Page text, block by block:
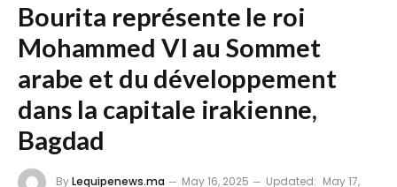
Bourita représente le roi
Mohammed VI au Sommet
arabe et du développement
dans la capitale irakienne,
Bagdad
ByLequipenews.ma May 16, 2025 Updated: May 17,